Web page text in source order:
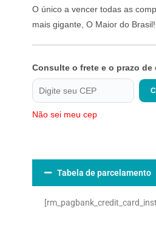
O único a vencer todas as
mais gigante, O Maior do Brasil!
Consulte o frete e o prazo de
Não sei meu cep
Tabela de parcelamento